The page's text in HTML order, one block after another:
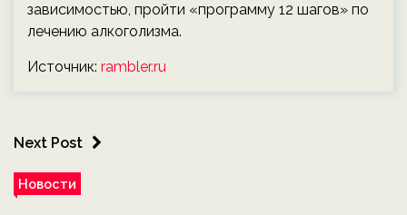
зависимостью, пройти «программу 12 шагов» по
лечению алкоголизма.
Источник: rambler.ru
Next Post
Новости